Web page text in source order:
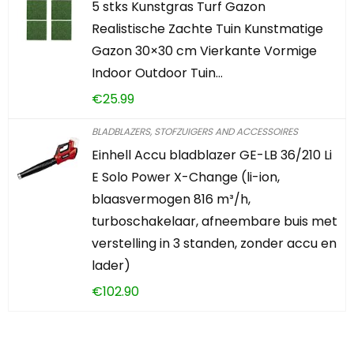
5 stks Kunstgras Turf Gazon
Realistische Zachte Tuin Kunstmatige
Gazon 30×30 cm Vierkante Vormige
Indoor Outdoor Tuin…
€25.99
BLADBLAZERS, STOFZUIGERS AND ACCESSOIRES
Einhell Accu bladblazer GE-LB 36/210 Li
E Solo Power X-Change (li-ion,
blaasvermogen 816 m³/h,
turboschakelaar, afneembare buis met
verstelling in 3 standen, zonder accu en
lader)
€102.90